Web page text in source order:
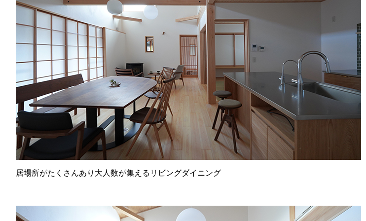
居場所がたくさんあり大人数が集えるリビングダイニング